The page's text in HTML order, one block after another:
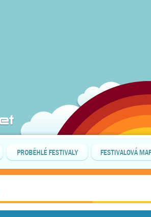
PROBĚHLÉ FESTIVALY FESTIVALOVÁ